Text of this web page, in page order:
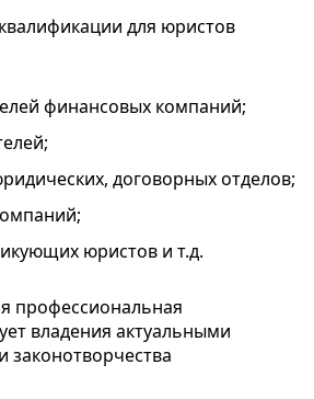
для юристов
финансовых компаний;
договорных отделов;
юристов и т.д.
профессиональная
владения актуальными
законотворчества